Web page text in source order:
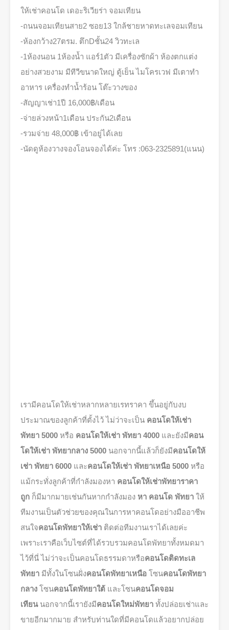
ให้เช่าคอนโด เดอะริเวียร่า จอมเทียน
-ถนนจอมเทียนสาย2 ซอย13 ใกล้ชายหาดทะเลจอมเทียน
-ห้องกว้าง27ตรม. ตึกDชั้น24 วิวทะเล
-1ห้องนอน 1ห้องน้ำ แอร์1ตัว มีเครื่องซักผ้า ห้องตกแต่ง
อย่างสวยงาม มีทีวีขนาดใหญ่ ตู้เย็น ไมโครเวฟ มีเตาทำ
อาหาร เครื่องทำน้ำร้อน โต๊ะวางของ
-สัญญาเช่า1ปี 16,000฿/เดือน
-จ่ายล่วงหน้า1เดือน ประกัน2เดือน
-รวมจ่าย 48,000฿ เข้าอยู่ได้เลย
-นัดดูห้องวางจองโอนจองได้ค่ะ โทร :063-2325891(แนน)
เรามีคอนโดให้เช่าหลากหลายเรทราคา ขึ้นอยู่กับงบ
ประมาณของลูกค้าที่ตั้งไว้ ไม่ว่าจะเป็น คอนโดให้เช่า
พัทยา 5000 หรือ คอนโดให้เช่า พัทยา 4000 และยังมีคอน
โดให้เช่า พัทยากลาง 5000 นอกจากนี้แล้วก็ยังมีคอนโดให้
เช่า พัทยา 6000 และคอนโดให้เช่า พัทยาเหนือ 5000 หรือ
แม้กระทั่งลูกค้าที่กำลังมองหา คอนโดให้เช่าพัทยาราคา
ถูก ก็มีมากมายเช่นกันหากกำลังมอง หา คอนโด พัทยา ให้
ทีมงานเป็นตัวช่วยของคุณในการหาคอนโดอย่างมืออาชีพ
สนใจคอนโดพัทยาให้เช่า ติดต่อทีมงานเราได้เลยค่ะ
เพราะเราคือเว็บไซต์ที่ได้รวบรวมคอนโดพัทยาทั้งหมดมา
ไว้ที่นี่ ไม่ว่าจะเป็นคอนโดธรรมดาหรือคอนโดติดทะเล
พัทยา มีทั้งในโซนฝั่งคอนโดพัทยาเหนือ โซนคอนโดพัทยา
กลาง โซนคอนโดพัทยาใต้ และโซนคอนโดจอม
เทียน นอกจากนี้เรายังมีคอนโดใหม่พัทยา ทั้งปล่อยเช่าและ
ขายอีกมากมาย สำหรับท่านใดที่มีคอนโดแล้วอยากปล่อย